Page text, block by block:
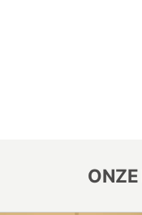
ONZE